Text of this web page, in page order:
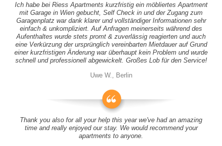
Ich habe bei Riess Apartments kurzfristig ein möbliertes Apartment
mit Garage in Wien gebucht, Self Check in und der Zugang zum
Garagenplatz war dank klarer und vollständiger Informationen sehr
einfach & unkompliziert. Auf Anfragen meinerseits während des
Aufenthaltes wurde stets promt & zuverlässig reagierten und auch
eine Verkürzung der ursprünglich vereinbarten Mietdauer auf Grund
einer kurzfristigen Änderung war überhaupt kein Problem und wurde
schnell und professionell abgewickelt. Großes Lob für den Service!
Uwe W., Berlin
Thank you also for all your help this year we've had an amazing
time and really enjoyed our stay. We would recommend your
apartments to anyone.